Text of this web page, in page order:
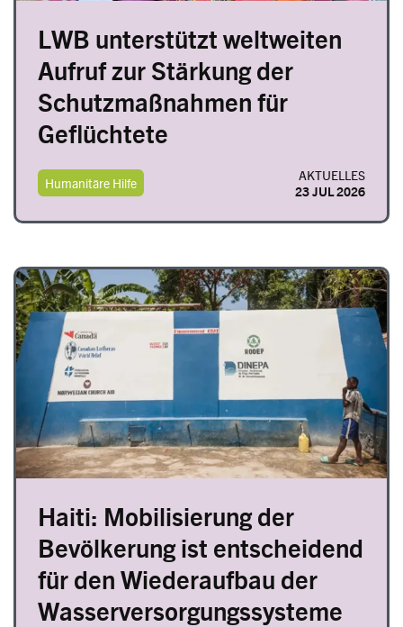
LWB unterstützt weltweiten
Aufruf zur Stärkung der
Schutzmaßnahmen für
Geflüchtete
Humanitäre Hilfe
AKTUELLES
23 JUL 2026
Image
Haiti: Mobilisierung der
Bevölkerung ist entscheidend
für den Wiederaufbau der
Wasserversorgungssysteme